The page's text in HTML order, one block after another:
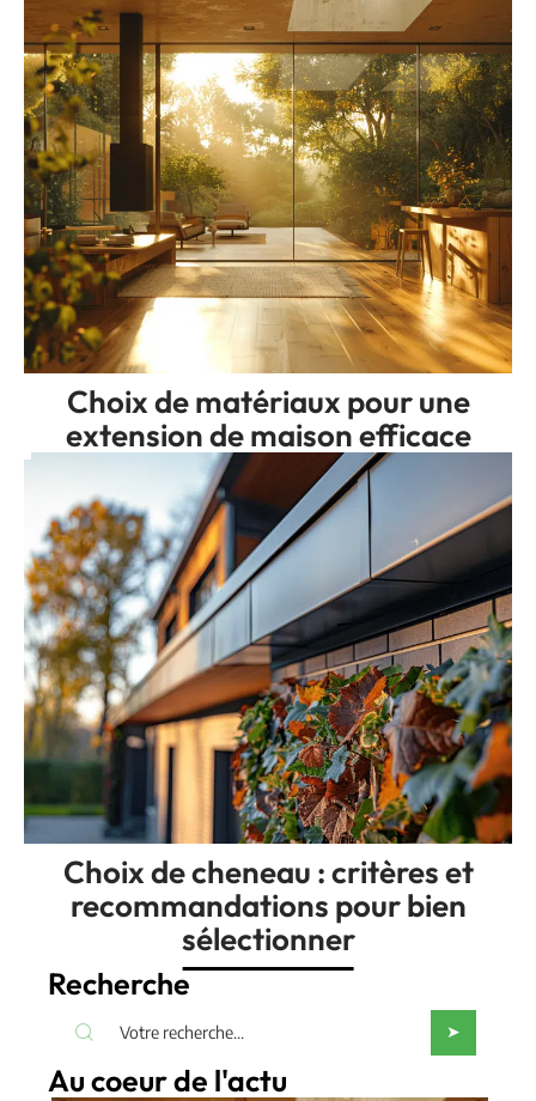
Choix de matériaux pour une
extension de maison efficace
Choix de cheneau : critères et
recommandations pour bien
sélectionner
Recherche
Au coeur de l'actu